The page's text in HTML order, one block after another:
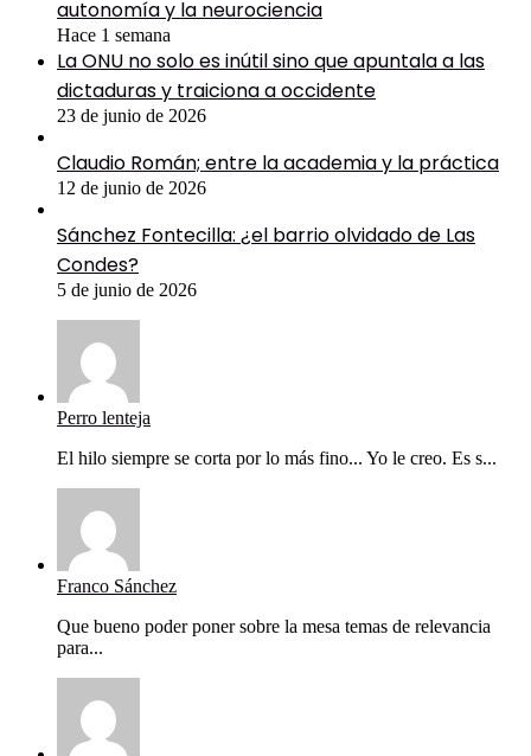
autonomía y la neurociencia
Hace 1 semana
La ONU no solo es inútil sino que apuntala a las
dictaduras y traiciona a occidente
23 de junio de 2026
Claudio Román; entre la academia y la práctica
12 de junio de 2026
Sánchez Fontecilla: ¿el barrio olvidado de Las
Condes?
5 de junio de 2026
Perro lenteja
El hilo siempre se corta por lo más fino... Yo le creo. Es s...
Franco Sánchez
Que bueno poder poner sobre la mesa temas de relevancia
para...